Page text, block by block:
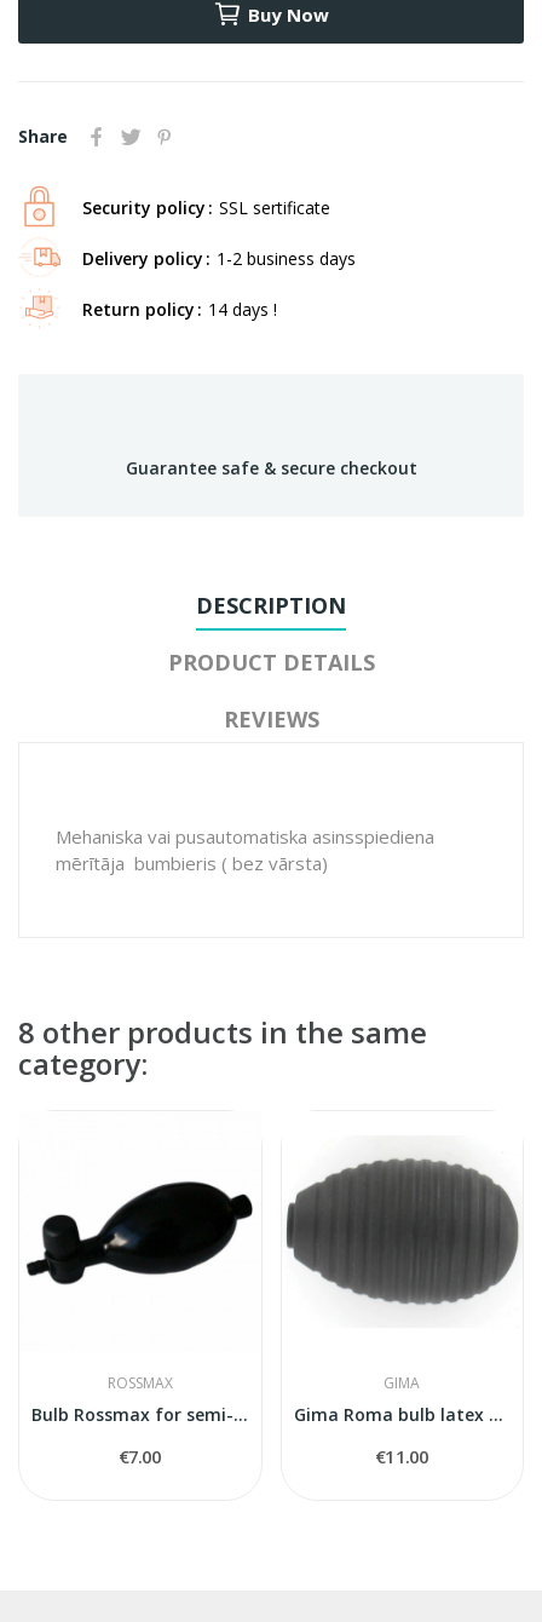
Buy Now
Share
Security policy SSL sertificate
Delivery policy 1-2 business days
Return policy 14 days !
Guarantee safe & secure checkout
DESCRIPTION
PRODUCT DETAILS
REVIEWS
Mehaniska vai pusautomatiska asinsspiediena
mērītāja bumbieris ( bez vārsta)
8 other products in the same
category:
ROSSMAX
Bulb Rossmax for semi-automat blood pressure...
€7.00
GIMA
Gima Roma bulb latex free
€11.00